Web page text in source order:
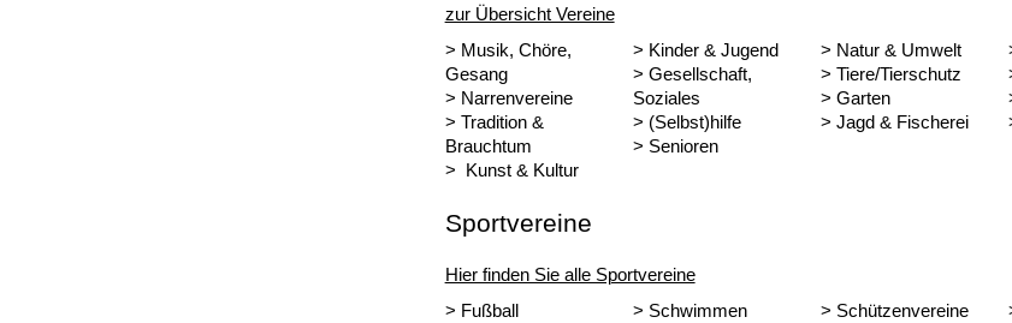
zur Übersicht Vereine
> Musik, Chöre,
Gesang
> Narrenvereine
> Tradition &
Brauchtum
> Kunst & Kultur
> Kinder & Jugend
> Gesellschaft,
Soziales
> (Selbst)hilfe
> Senioren
> Natur & Umwelt
> Tiere/Tierschutz
> Garten
> Jagd & Fischerei
Sportvereine
Hier finden Sie alle Sportvereine
> Fußball
> Schwimmen
> Schützenvereine